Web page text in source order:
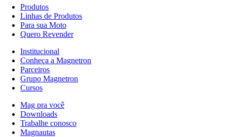
Produtos
Linhas de Produtos
Para sua Moto
Quero Revender
Institucional
Conheça a Magnetron
Parceiros
Grupo Magnetron
Cursos
Mag pra você
Downloads
Trabalhe conosco
Magnautas